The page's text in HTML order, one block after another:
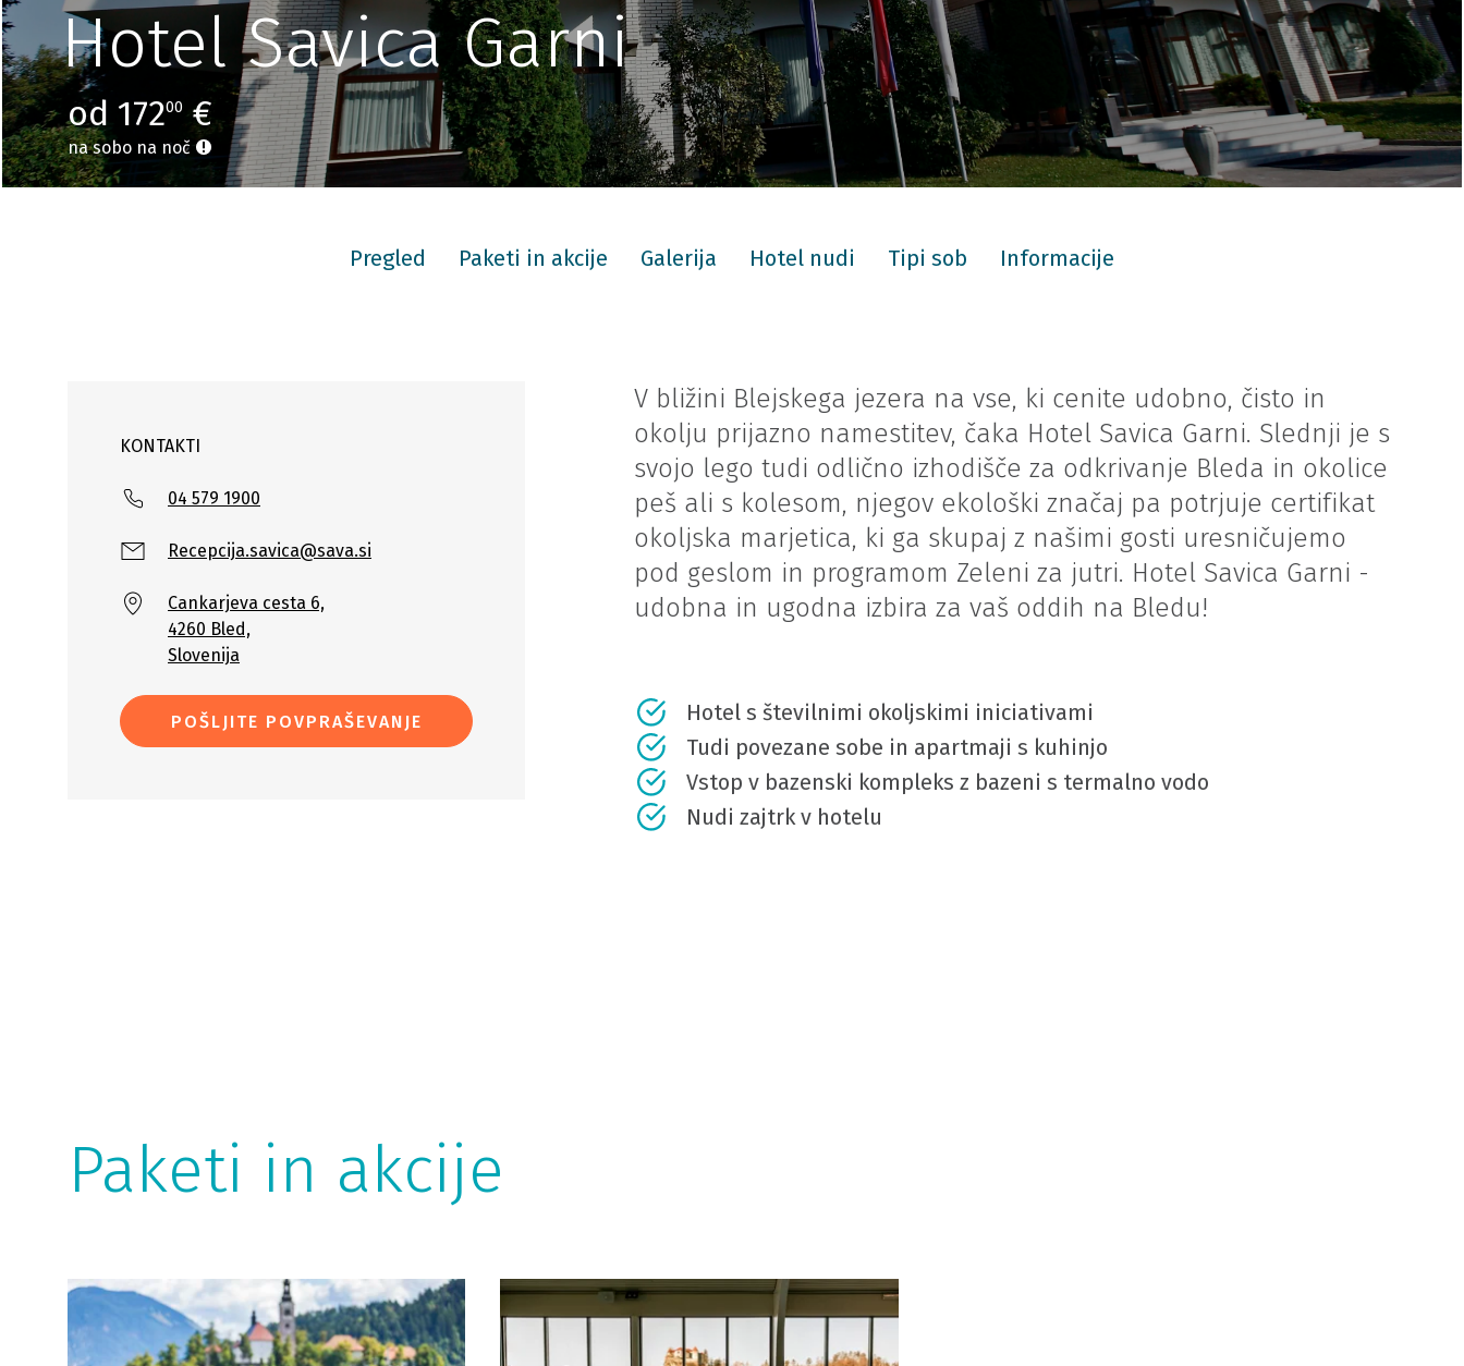
Hotel Savica Garni
od 17200 €
na sobo na noč
Pregled Paketi in akcije Galerija Hotel nudi Tipi sob Informacije
V bližini Blejskega jezera na vse, ki cenite udobno, čisto in
okolju prijazno namestitev, čaka Hotel Savica Garni. Slednji je s
svojo lego tudi odlično izhodišče za odkrivanje Bleda in okolice
peš ali s kolesom, njegov ekološki značaj pa potrjuje certifikat
okoljska marjetica, ki ga skupaj z našimi gosti uresničujemo
pod geslom in programom Zeleni za jutri. Hotel Savica Garni -
udobna in ugodna izbira za vaš oddih na Bledu!
Hotel s številnimi okoljskimi iniciativami
Tudi povezane sobe in apartmaji s kuhinjo
Vstop v bazenski kompleks z bazeni s termalno vodo
Nudi zajtrk v hotelu
KONTAKTI
04 579 1900
Recepcija.savica@sava.si
Cankarjeva cesta 6,
4260 Bled,
Slovenija
POŠLJITE POVPRAŠEVANJE
Paketi in akcije